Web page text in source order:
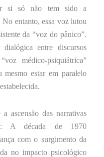
si só não tem sido a
entanto, essa voz lutou
da “voz do pânico”.
entre discursos
médico-psiquiátrica”
mesmo estar em paralelo
a ascensão das narrativas
A década de 1970
com o surgimento da
no impacto psicológico